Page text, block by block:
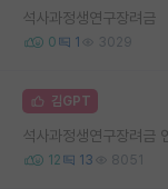
석사과정생연구장려금
0 1 3029
김GPT
석사과정생연구장려금
12 13 8051